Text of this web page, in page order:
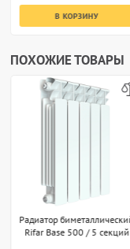
В КОРЗИНУ
ПОХОЖИЕ ТОВАРЫ
Радиатор
Rifar Base 500 / 5 секций